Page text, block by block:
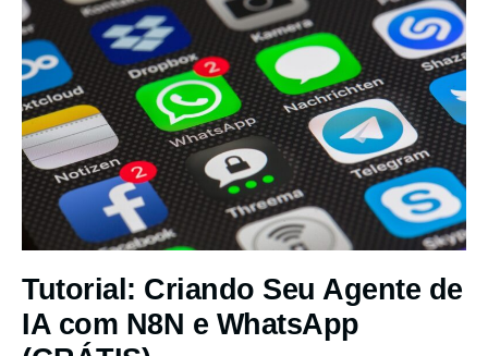
Tutorial: Criando Seu Agente de
IA com N8N e WhatsApp